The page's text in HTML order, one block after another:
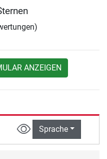
ANZEIGEN
Sprache